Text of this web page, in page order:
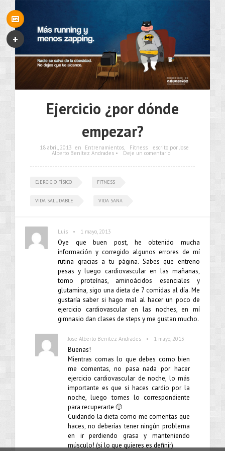
Ejercicio ¿por dónde
empezar?
18 abril, 2013 en Entrenamientos, Fitness escrito por Jose
Alberto Benítez Andrades • Deje un comentario
EJERCICIO FÍSICO FITNESS
VIDA SALUDABLE VIDA SANA
Luis • 1 mayo, 2013
Oye que buen post, he obtenido mucha
información y corregido algunos errores de mí
rutina gracias a tu página. Sabes que entreno
pesas y luego cardiovascular en las mañanas,
tomo proteínas, aminoácidos esenciales y
glutamina, sigo una dieta de 7 comidas al día. Me
gustaría saber si hago mal al hacer un poco de
ejercicio cardiovascular en las noches, en mí
gimnasio dan clases de steps y me gustan mucho.
Jose Alberto Benítez Andrades • 1 mayo, 2013
Buenas!
Mientras comas lo que debes como bien
me comentas, no pasa nada por hacer
ejercicio cardiovascular de noche, lo más
importante es que si haces cardio por la
noche, luego tomes lo correspondiente
para recuperarte 🙂
Cuidando la dieta como me comentas que
haces, no deberías tener ningún problema
en ir perdiendo grasa y manteniendo
músculo! (si lo que quieres es definir)